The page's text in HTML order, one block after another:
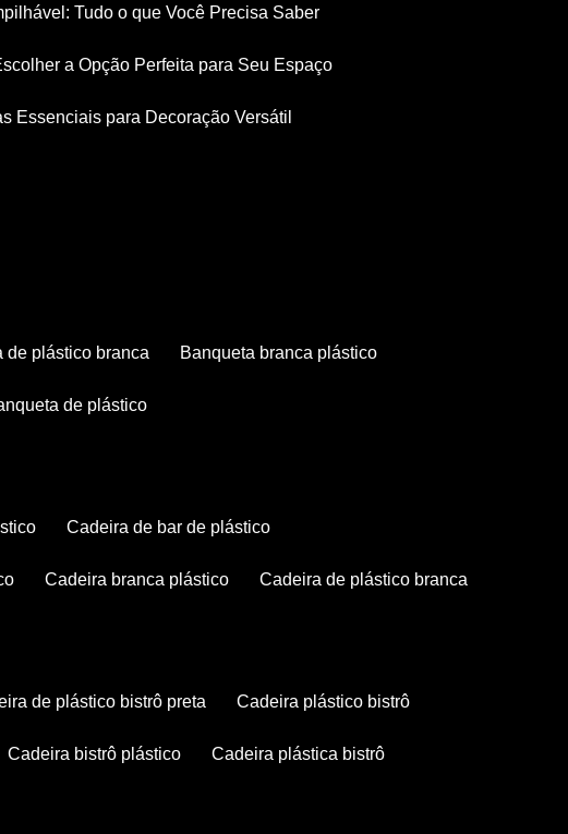
Tudo o que Você Precisa Saber
a Opção Perfeita para Seu Espaço
Essenciais para Decoração Versátil
de plástico branca banqueta branca plástico
de plástico
cadeira de bar de plástico
cadeira branca plástico cadeira de plástico branca
de plástico bistrô preta cadeira plástico bistrô
cadeira bistrô plástico cadeira plástica bistrô